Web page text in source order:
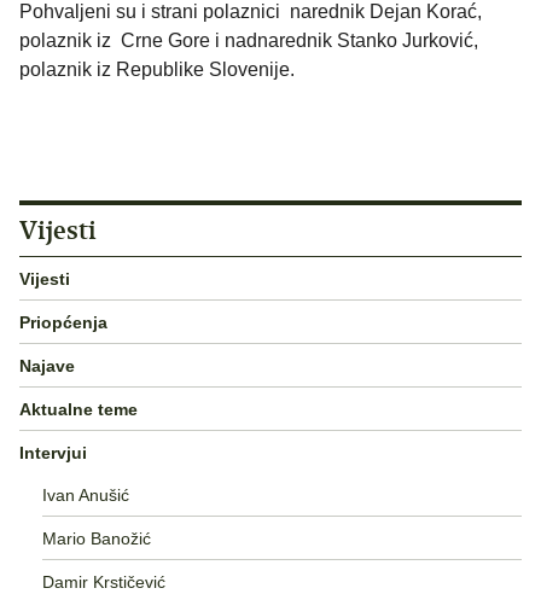
Pohvaljeni su i strani polaznici narednik Dejan Korać,
polaznik iz Crne Gore i nadnarednik Stanko Jurković,
polaznik iz Republike Slovenije.
Vijesti
Vijesti
Priopćenja
Najave
Aktualne teme
Intervjui
Ivan Anušić
Mario Banožić
Damir Krstičević